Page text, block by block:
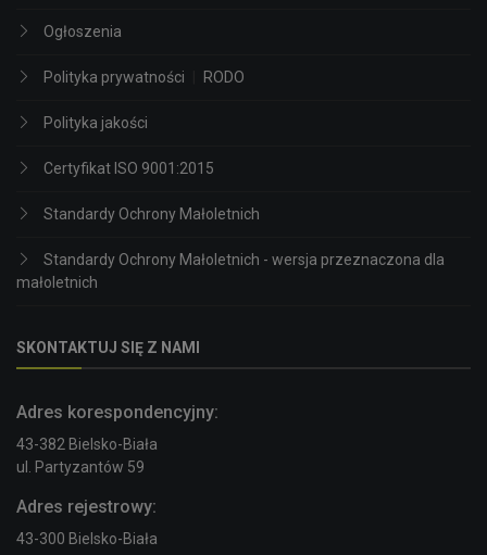
Ogłoszenia
Polityka prywatności RODO
Polityka jakości
Certyfikat ISO 9001:2015
Standardy Ochrony Małoletnich
Standardy Ochrony Małoletnich - wersja przeznaczona dla
małoletnich
SKONTAKTUJ SIĘ Z NAMI
Adres korespondencyjny:
43-382 Bielsko-Biała
ul. Partyzantów 59
Adres rejestrowy:
43-300 Bielsko-Biała